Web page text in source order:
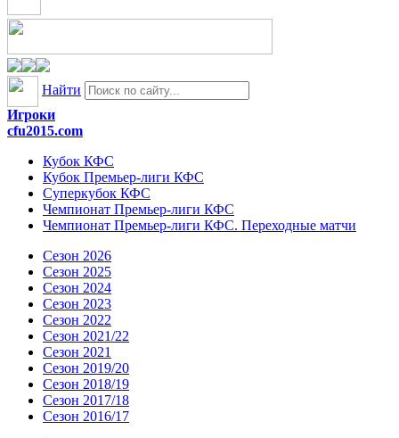
Найти
Игроки
cfu2015.com
Кубок КФС
Кубок Премьер-лиги КФС
Суперкубок КФС
Чемпионат Премьер-лиги КФС
Чемпионат Премьер-лиги КФС. Переходные матчи
Сезон 2026
Сезон 2025
Сезон 2024
Сезон 2023
Сезон 2022
Сезон 2021/22
Сезон 2021
Сезон 2019/20
Сезон 2018/19
Сезон 2017/18
Сезон 2016/17